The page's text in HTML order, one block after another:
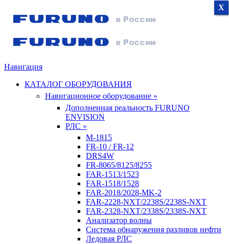
Навигация
КАТАЛОГ ОБОРУДОВАНИЯ
Навигационное оборудование »
Дополненная реальность FURUNO
ENVISION
РЛС »
M-1815
FR-10 / FR-12
DRS4W
FR-8065/8125/8255
FAR-1513/1523
FAR-1518/1528
FAR-2018/2028-MK-2
FAR-2228-NXT/2238S/2238S-NXT
FAR-2328-NXT/2338S/2338S-NXT
Анализатор волны
Система обнаружения разливов нефти
Ледовая РЛС
X
X
X